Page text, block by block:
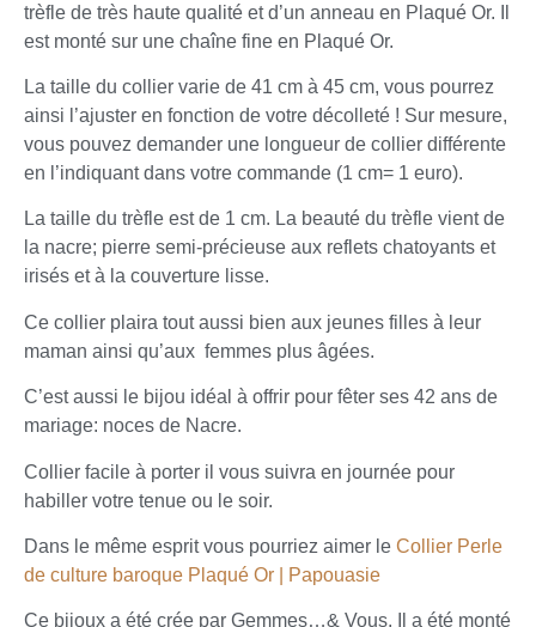
trèfle de très haute qualité et d’un anneau en Plaqué Or. Il
est monté sur une chaîne fine en Plaqué Or.
La taille du collier varie de 41 cm à 45 cm, vous pourrez
ainsi l’ajuster en fonction de votre décolleté ! Sur mesure,
vous pouvez demander une longueur de collier différente
en l’indiquant dans votre commande (1 cm= 1 euro).
La taille du trèfle est de 1 cm. La beauté du trèfle vient de
la nacre; pierre semi-précieuse aux reflets chatoyants et
irisés et à la couverture lisse.
Ce collier plaira tout aussi bien aux jeunes filles à leur
maman ainsi qu’aux femmes plus âgées.
C’est aussi le bijou idéal à offrir pour fêter ses 42 ans de
mariage: noces de Nacre.
Collier facile à porter il vous suivra en journée pour
habiller votre tenue ou le soir.
Dans le même esprit vous pourriez aimer le Collier Perle
de culture baroque Plaqué Or | Papouasie
Ce bijoux a été crée par Gemmes…& Vous. Il a été monté